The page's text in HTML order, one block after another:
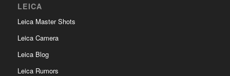
LEICA
Leica Master Shots
Leica Camera
Leica Blog
Leica Rumors